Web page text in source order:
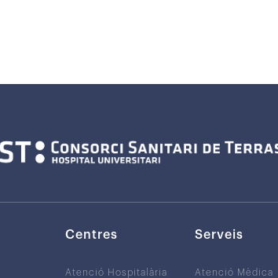
Centres
Atenció Hospitalària
Serveis
Atenció Mèdica